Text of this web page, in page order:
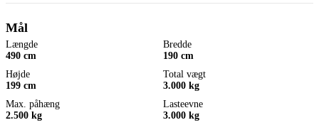
Mål
Længde
490 cm
Bredde
190 cm
Højde
199 cm
Total vægt
3.000 kg
Max. påhæng
2.500 kg
Lasteevne
3.000 kg